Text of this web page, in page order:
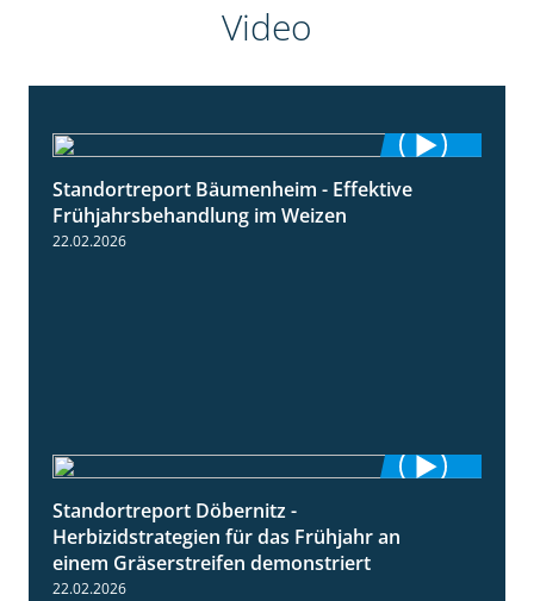
Video
4:20
Standortreport Bäumenheim - Effektive
Frühjahrsbehandlung im Weizen
22.02.2026
Standortreport Döbernitz -
Herbizidstrategien für das Frühjahr an
einem Gräserstreifen demonstriert
22.02.2026